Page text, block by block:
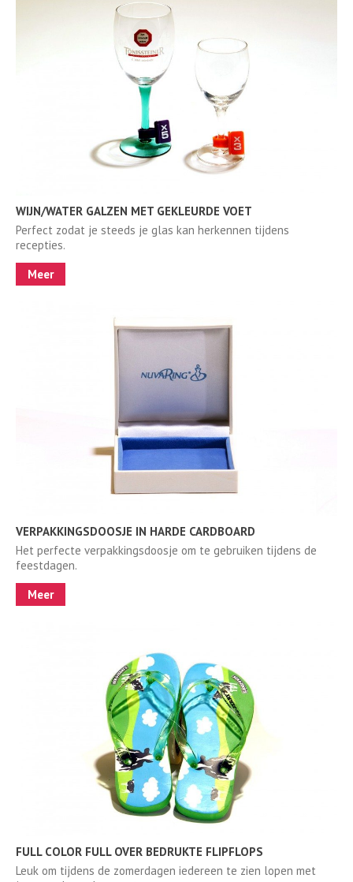
WIJN/WATER GALZEN MET GEKLEURDE VOET
Perfect zodat je steeds je glas kan herkennen tijdens
recepties.
Meer
VERPAKKINGSDOOSJE IN HARDE CARDBOARD
Het perfecte verpakkingsdoosje om te gebruiken tijdens de
feestdagen.
Meer
FULL COLOR FULL OVER BEDRUKTE FLIPFLOPS
Leuk om tijdens de zomerdagen iedereen te zien lopen met